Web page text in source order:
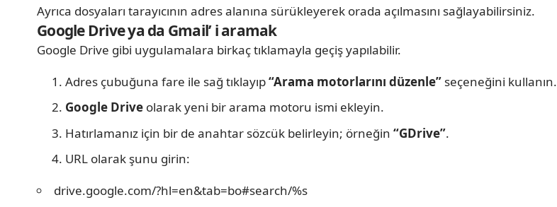
Ayrıca dosyaları tarayıcının adres alanına sürükleyerek orada açılmasını sağlayabilirsiniz.
Google Drive ya da Gmail’ i aramak
Google Drive gibi uygulamalara birkaç tıklamayla geçiş yapılabilir.
Adres çubuğuna fare ile sağ tıklayıp“Arama motorlarını düzenle” seçeneğini kullanın.
Google Drive olarak yeni bir arama motoru ismi ekleyin.
Hatırlamanız için bir de anahtar sözcük belirleyin; örneğin “GDrive”.
URL olarak şunu girin:
drive.google.com/?hl=en&tab=bo#search/%s